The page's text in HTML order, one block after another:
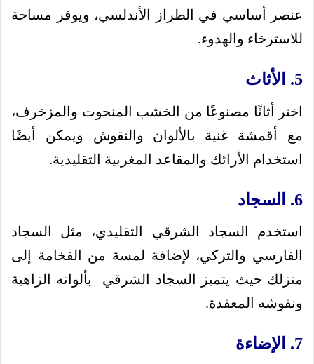
عنصر أساسي في الطراز الأندلسي، ويوفر مساحة
للاسترخاء والهدوء.
5. الأثاث
اختر أثاثًا مصنوعًا من الخشب المنحوت والمزخرف،
مع أقمشة غنية بالألوان والنقوش ويمكن أيضًا
استخدام الأرائك والمقاعد المغربية التقليدية.
6. السجاد
استخدم السجاد الشرقي التقليدي، مثل السجاد
الفارسي والتركي، لإضافة لمسة من الفخامة إلى
منزلك حيث يتميز السجاد الشرقي بألوانه الزاهية
ونقوشه المعقدة.
7. الإضاءة